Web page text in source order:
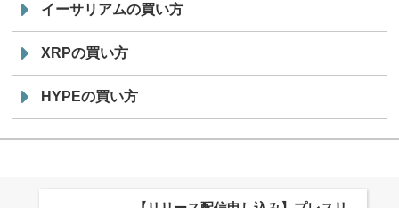
イーサリアムの買い方
XRPの買い方
HYPEの買い方